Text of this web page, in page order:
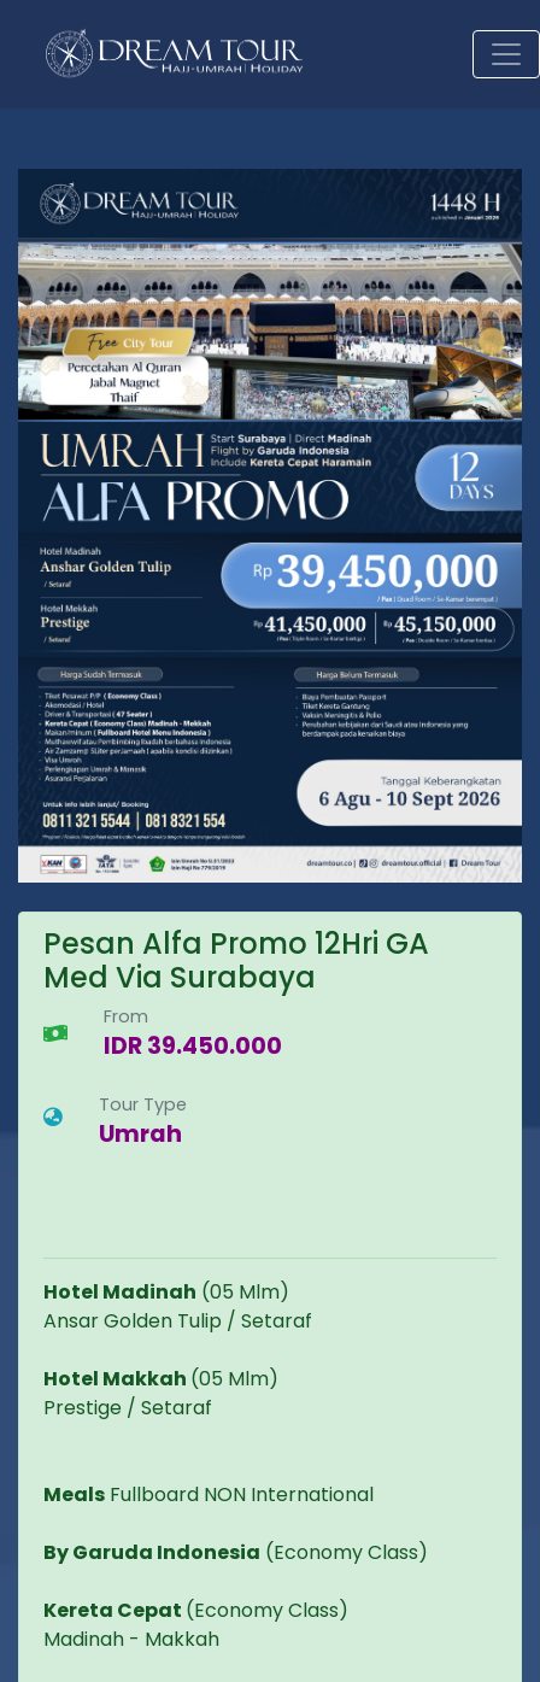
Pesan Alfa Promo 12Hri GA
Med Via Surabaya
From
IDR 39.450.000
Tour Type
Umrah
Hotel Madinah (05 Mlm)
Ansar Golden Tulip / Setaraf
Hotel Makkah (05 Mlm)
Prestige / Setaraf
Meals Fullboard NON International
By Garuda Indonesia (Economy Class)
Kereta Cepat (Economy Class)
Madinah - Makkah